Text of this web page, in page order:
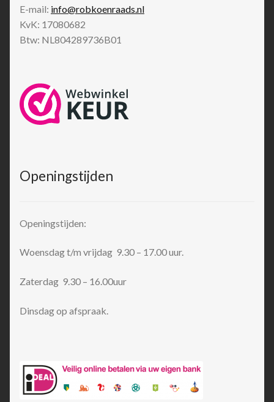
E-mail: info@robkoenraads.nl
KvK: 17080682
Btw: NL804289736B01
Openingstijden
Openingstijden:
Woensdag t/m vrijdag 9.30 – 17.00 uur.
Zaterdag 9.30 – 16.00uur
Dinsdag op afspraak.